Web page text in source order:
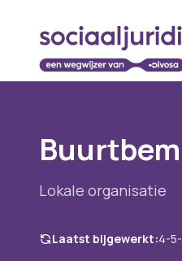
Lokale organisatie
Laatst bijgewerkt:4-